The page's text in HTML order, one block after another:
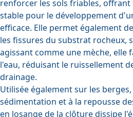
renforcer les sols friables,
stable pour le développement
efficace. Elle permet également
les fissures du substrat rocheux,
agissant comme une mèche,
l'eau, réduisant le ruissellement
drainage.
Utilisée également sur les berges,
sédimentation et à la repousse
en losange de la clôture dissipe